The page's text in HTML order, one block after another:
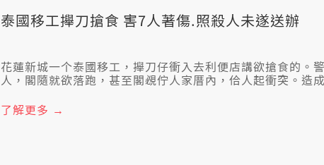
泰國移工攑刀搶食 害7人著傷.照殺人未遂送辦
花蓮新城一个泰國移工，攑刀仔衝入去利便店講欲搶食的。
人，閣隨就欲落跑，甚至閣覕佇人家厝內，佮人起衝突。造
了解更多 →